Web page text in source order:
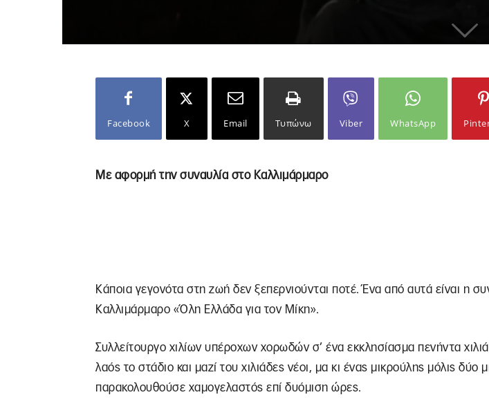
Facebook X Email Τυπώνω Viber WhatsApp
Με αφορμή την συναυλία στο Καλλιμάρμαρο
Κάποια γεγονότα στη ζωή δεν ξεπερνιούνται ποτέ. Ένα από αυτά είναι η
Καλλιμάρμαρο «Όλη Ελλάδα για τον Μίκη».
Συλλείτουργο χιλίων υπέροχων χορωδών σ’ ένα εκκλησίασμα πενήντα
λαός το στάδιο και μαζί του χιλιάδες νέοι, μα κι ένας μικρούλης μόλις δύο
παρακολουθούσε χαμογελαστός επί δυόμιση ώρες.